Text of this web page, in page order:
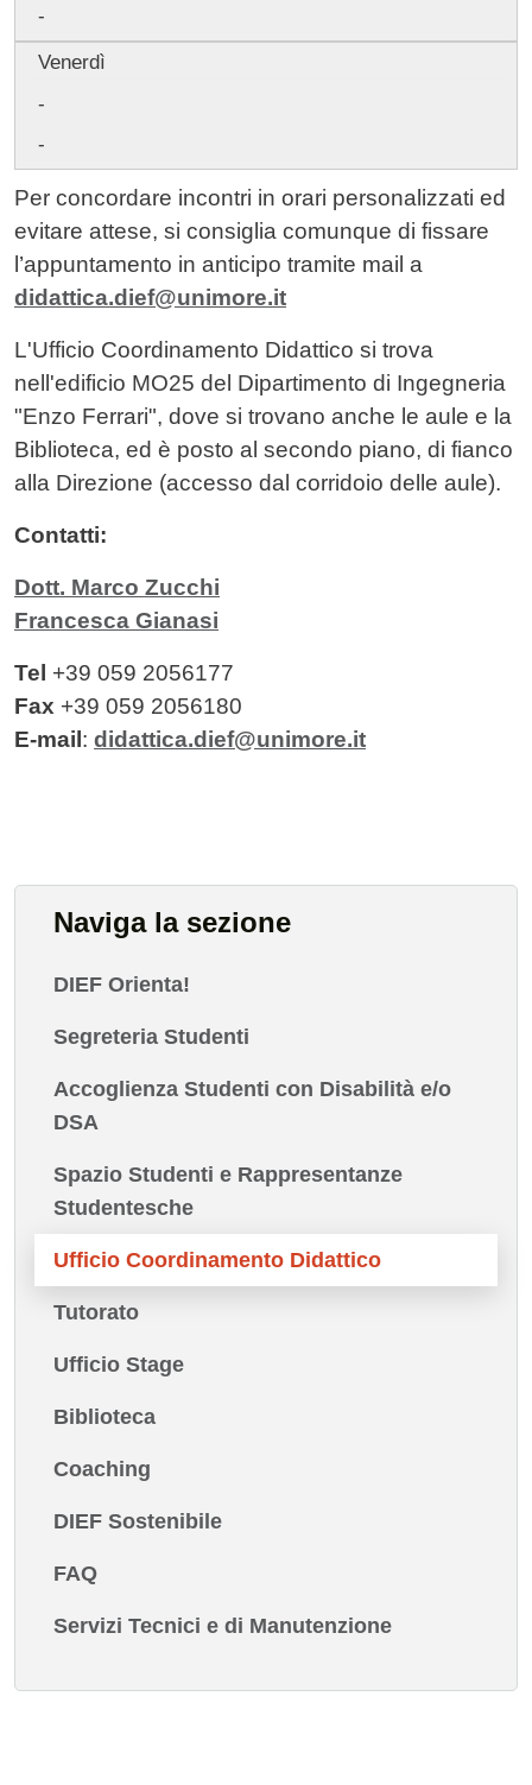
-
Venerdì
-
-
Per concordare incontri in orari personalizzati ed
evitare attese, si consiglia comunque di fissare
l’appuntamento in anticipo tramite mail a
didattica.dief@unimore.it
L'Ufficio Coordinamento Didattico si trova
nell'edificio MO25 del Dipartimento di Ingegneria
"Enzo Ferrari", dove si trovano anche le aule e la
Biblioteca, ed è posto al secondo piano, di fianco
alla Direzione (accesso dal corridoio delle aule).
Contatti:
Dott. Marco Zucchi
Francesca Gianasi
Tel +39 059 2056177
Fax +39 059 2056180
E-mail : didattica.dief@unimore.it
Naviga la sezione
DIEF Orienta!
Segreteria Studenti
Accoglienza Studenti con Disabilità e/o
DSA
Spazio Studenti e Rappresentanze
Studentesche
Ufficio Coordinamento Didattico
Tutorato
Ufficio Stage
Biblioteca
Coaching
DIEF Sostenibile
FAQ
Servizi Tecnici e di Manutenzione